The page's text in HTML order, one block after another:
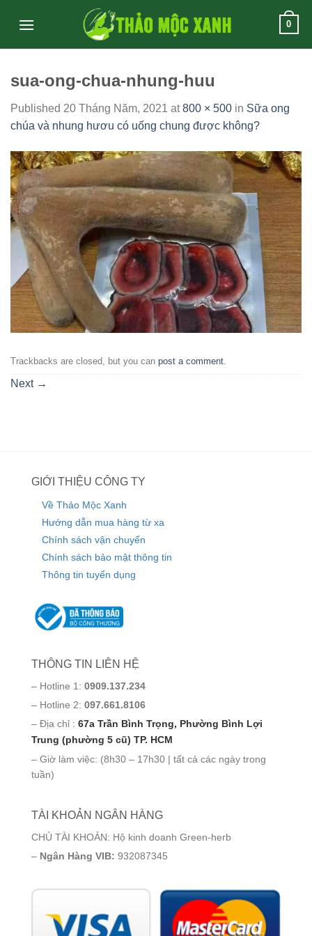
0
sua-ong-chua-nhung-huu
Published 20 Tháng Năm, 2021 at800 × 500 in Sữa ong
chúa và nhung hươu có uống chung được không?
Trackbacks are closed, but you can post a comment
Next →
GIỚI THIỆU CÔNG TY
Về Thảo Mộc Xanh
Hướng dẫn mua hàng từ xa
Chính sách vận chuyển
Chính sách bảo mật thông tin
Thông tin tuyển dụng
THÔNG TIN LIÊN HỆ
– Hotline 1: 0909.137.234
– Hotline 2: 097.661.8106
– Địa chỉ : 67a Trần Bình Trọng, Phường Bình Lợi
Trung (phường 5 cũ) TP. HCM
– Giờ làm việc: (8h30 – 17h30 | tất cả các ngày trong
tuần)
TÀI KHOẢN NGÂN HÀNG
CHỦ TÀI KHOẢN: Hộ kinh doanh Green-herb
– Ngân Hàng VIB: 932087345